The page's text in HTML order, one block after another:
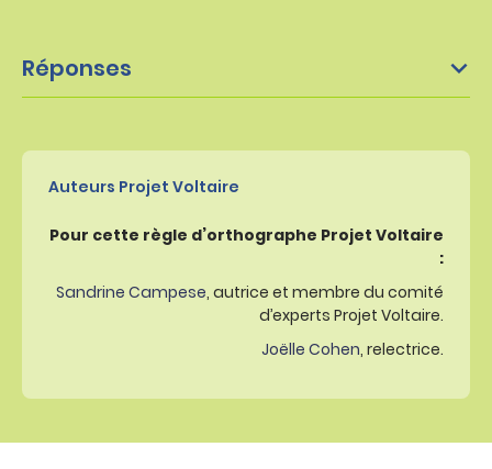
Réponses
Auteurs Projet Voltaire
Pour cette règle d’orthographe Projet Voltaire
:
Sandrine Campese, autrice et membre du comité
d’experts Projet Voltaire.
Joëlle Cohen, relectrice.